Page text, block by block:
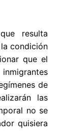
resulta
condición
que el
de
las
no se
quisiera